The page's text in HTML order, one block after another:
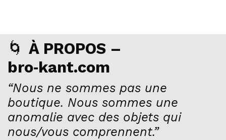
🌀 À PROPOS –
bro‑kant.com
“Nous ne sommes pas une
boutique. Nous sommes une
anomalie avec des objets qui
nous/vous comprennent.”